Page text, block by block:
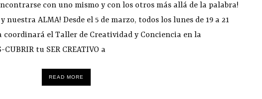
con uno mismo y con los otros más allá de la palabra!
y nuestra ALMA! Desde el 5 de marzo, todos los lunes de 19 a 21
coordinará el Taller de Creatividad y Conciencia en la
tu SER CREATIVO a
READ MORE